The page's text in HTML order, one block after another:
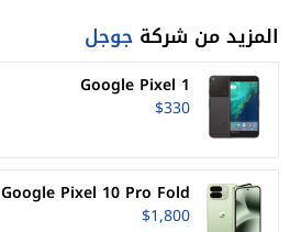
المزيد من شركة جوجل
Google Pixel 1
$330
Google Pixel 10 Pro Fold
$1,800